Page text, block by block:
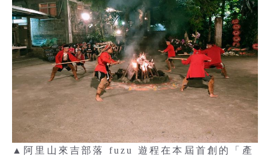
▲阿里山來吉部落 fuzu 遊程在本屆首創的「產